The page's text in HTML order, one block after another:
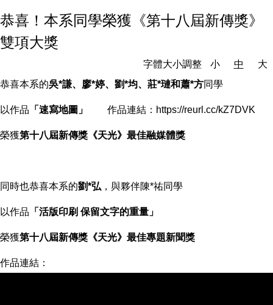
恭喜！本系同學榮獲《第十八屆新傳獎》
雙項大獎
字體大小調整 小 中
大
恭喜本系的吳*謙、廖*婷、劉*均、莊*璉和蕭*方同學
以作品 「速寫地圖」 作品連結： https://reurl.cc/kZ7DVK
榮獲第十八屆新傳獎《天光》最佳融媒體獎
同時也恭喜本系的劉*弘 ，與夥伴陳*祐同學
以作品 「活版印刷 保留文字的重量」
榮獲第十八屆新傳獎《天光》最佳專題新聞獎
作品連結：